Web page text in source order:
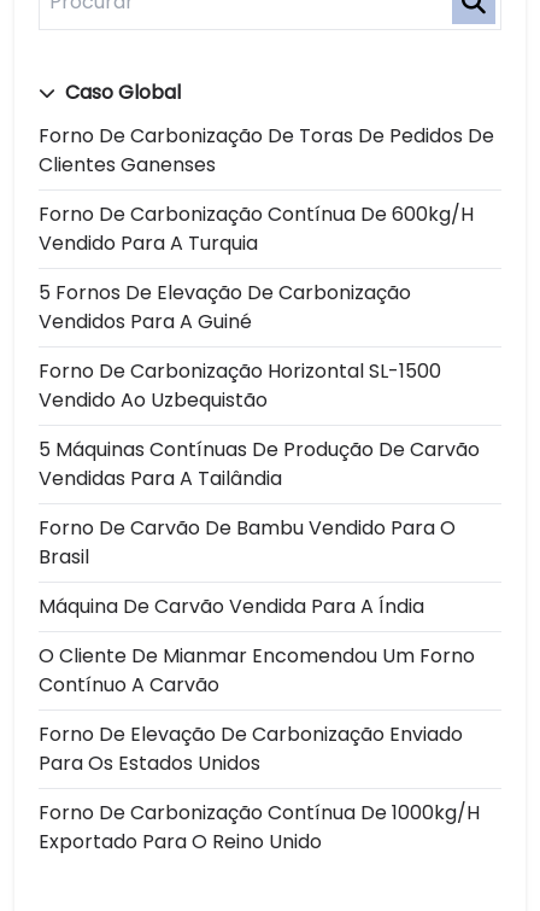
Caso Global
Forno De Carbonização De Toras De Pedidos De
Clientes Ganenses
Forno De Carbonização Contínua De 600kg/h
Vendido Para A Turquia
5 Fornos De Elevação De Carbonização
Vendidos Para A Guiné
Forno De Carbonização Horizontal SL-1500
Vendido Ao Uzbequistão
5 Máquinas Contínuas De Produção De Carvão
Vendidas Para A Tailândia
Forno De Carvão De Bambu Vendido Para O
Brasil
Máquina De Carvão Vendida Para A Índia
O Cliente De Mianmar Encomendou Um Forno
Contínuo A Carvão
Forno De Elevação De Carbonização Enviado
Para Os Estados Unidos
Forno De Carbonização Contínua De 1000kg/h
Exportado Para O Reino Unido